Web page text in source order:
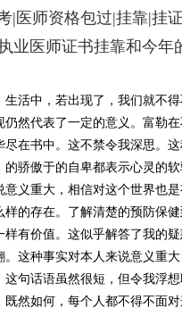
|医师资格包过|挂靠|挂
业医师证书挂靠和今
活中，若出现了，我们就不
然代表了一定的意义。富勒
在书中。这不禁令我深思。
骄傲于的自卑都表示心灵的
义重大，相信对这个世界也是
的存在。了解清楚的预防保
有价值。这似乎解答了我的
这种事实对本人来说意义重
句话语虽然很短，但令我浮
然如何，每个人都不得不面